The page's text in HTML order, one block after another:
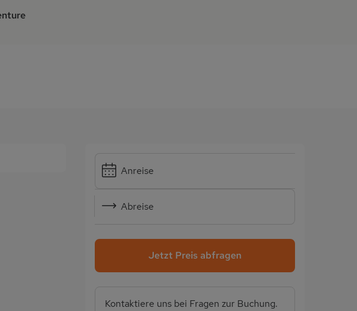
Anreise
Abreise
Jetzt Preis abfragen
Kontaktiere uns bei Fragen zur Buchung.